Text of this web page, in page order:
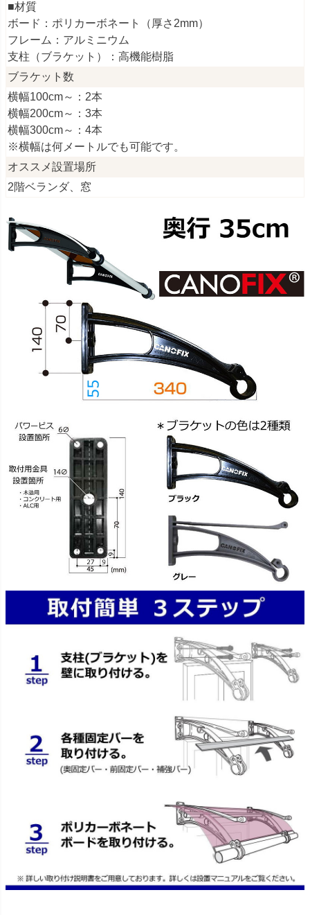
■材質
ボード：ポリカーボネート（厚さ2mm）
フレーム：アルミニウム
支柱（ブラケット）：高機能樹脂
ブラケット数
横幅100cm～：2本
横幅200cm～：3本
横幅300cm～：4本
※横幅は何メートルでも可能です。
オススメ設置場所
2階ベランダ、窓